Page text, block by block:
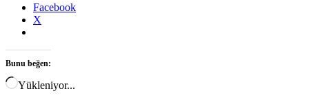
Facebook
X
Bunu beğen:
Yükleniyor...